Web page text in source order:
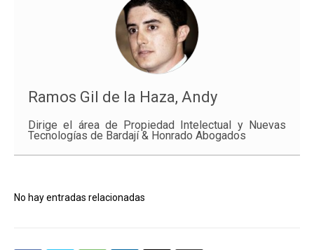
Ramos Gil de la Haza, Andy
Dirige el área de Propiedad Intelectual y Nuevas
Tecnologías de Bardají & Honrado Abogados
No hay entradas relacionadas